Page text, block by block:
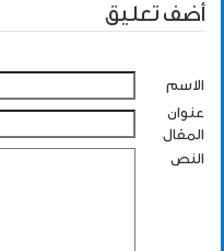
أضف تعليق
الاسم
عنوان
المقال
النص